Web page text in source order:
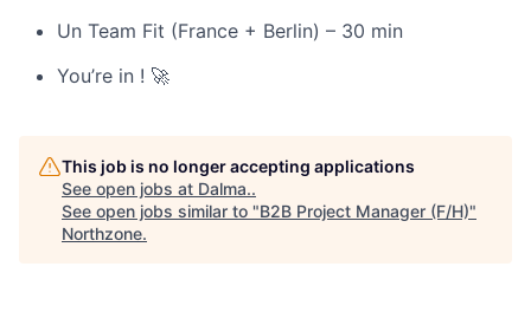
Un Team Fit (France + Berlin) – 30 min
You’re in ! 🚀
This job is no longer accepting applications
See open jobs at Dalma..
See open jobs similar to "B2B Project Manager (F/H)"
Northzone.